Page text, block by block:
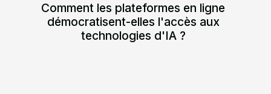
Comment les plateformes en ligne
démocratisent-elles l'accès aux
technologies d'IA ?